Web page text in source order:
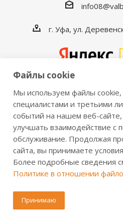
г. Уфа, ул.
2016-2026 ©
сейфов Valberg и
Продажа сейфов для дома и
шкафов, стеллажей,
Информация о розничных
характеристиках, наличии на
характер и не является
определяемой положениями
Файлы cookie
Мы используем файлы
специалистами и третьими
событий на нашем веб-
улучшать взаимодействие с
обслуживание. Продолжая
сайта, вы принимаете
Более подробные сведения
Политике в отношении
Принимаю